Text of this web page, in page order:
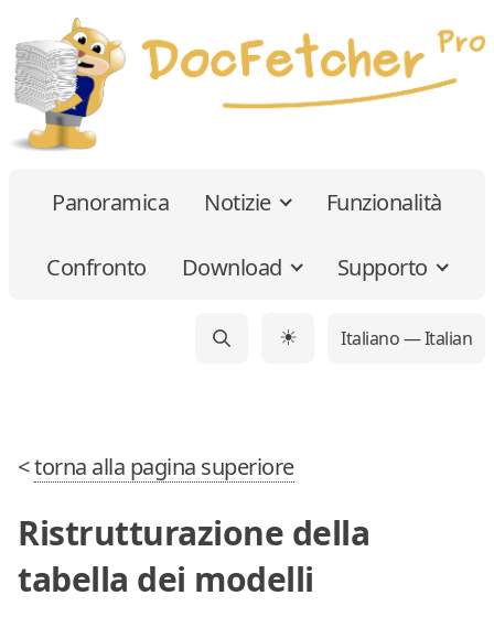
Panoramica Notizie Funzionalità
Confronto Download Supporto
☀ Italiano — Italian
<torna alla pagina superiore
Ristrutturazione della
tabella dei modelli